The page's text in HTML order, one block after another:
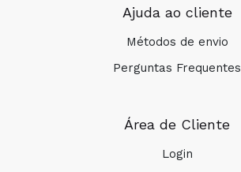
Ajuda ao cliente
Métodos de envio
Perguntas Frequentes
Área de Cliente
Login